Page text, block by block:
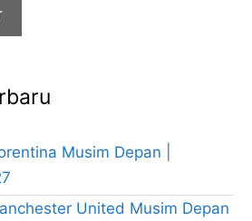
Musim Depan |
United Musim Depan